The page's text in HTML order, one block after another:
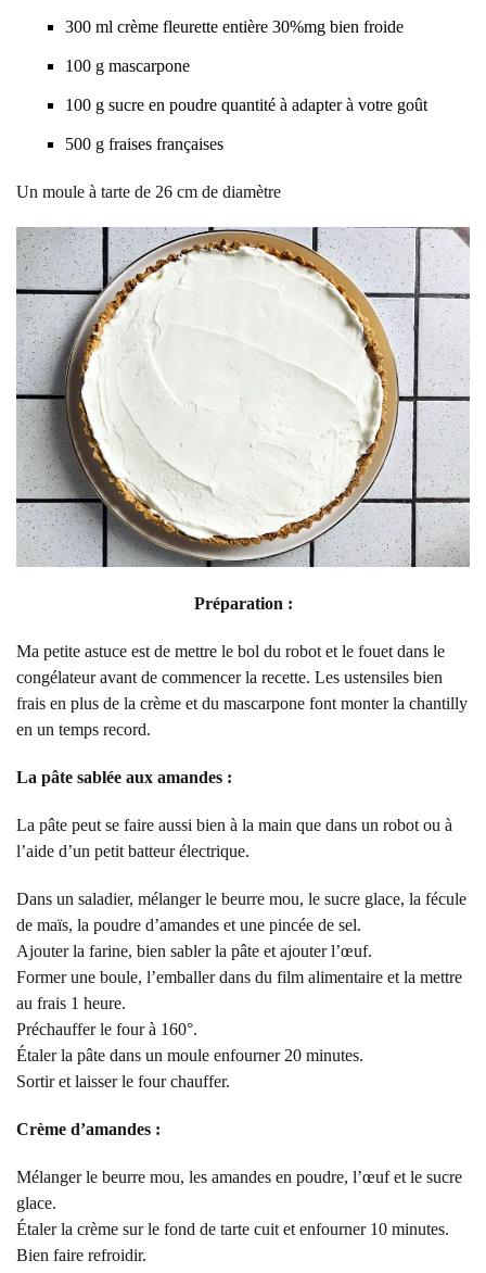
300 ml crème fleurette entière 30%mg bien froide
100 g mascarpone
100 g sucre en poudre quantité à adapter à votre goût
500 g fraises françaises
Un moule à tarte de 26 cm de diamètre
Préparation :
Ma petite astuce est de mettre le bol du robot et le fouet dans le
congélateur avant de commencer la recette. Les ustensiles bien
frais en plus de la crème et du mascarpone font monter la chantilly
en un temps record.
La pâte sablée aux amandes :
La pâte peut se faire aussi bien à la main que dans un robot ou à
l’aide d’un petit batteur électrique.
Dans un saladier, mélanger le beurre mou, le sucre glace, la fécule
de maïs, la poudre d’amandes et une pincée de sel.
Ajouter la farine, bien sabler la pâte et ajouter l’œuf.
Former une boule, l’emballer dans du film alimentaire et la mettre
au frais 1 heure.
Préchauffer le four à 160°.
Étaler la pâte dans un moule enfourner 20 minutes.
Sortir et laisser le four chauffer.
Crème d’amandes :
Mélanger le beurre mou, les amandes en poudre, l’œuf et le sucre
glace.
Étaler la crème sur le fond de tarte cuit et enfourner 10 minutes.
Bien faire refroidir.